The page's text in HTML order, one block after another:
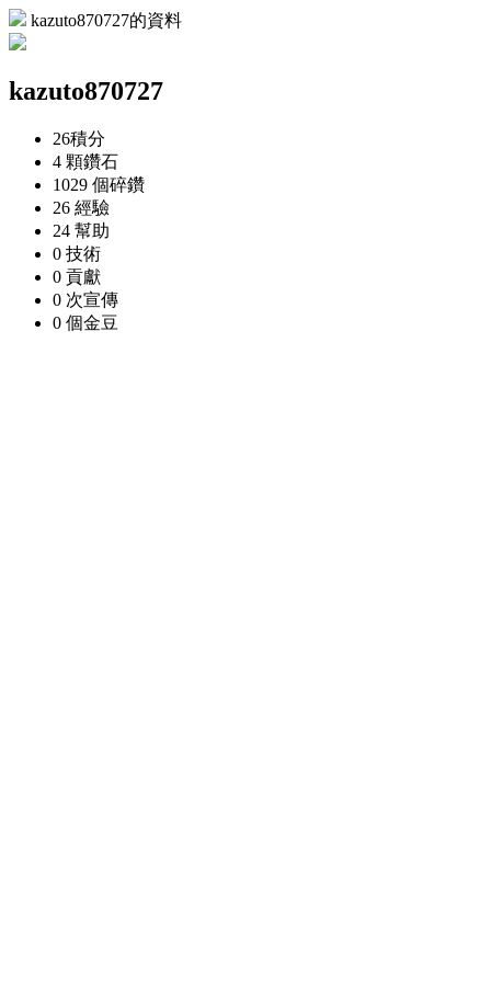
kazuto870727的資料
kazuto870727
26積分
4 顆鑽石
1029 個碎鑽
26 經驗
24 幫助
0 技術
0 貢獻
0 次宣傳
0 個金豆